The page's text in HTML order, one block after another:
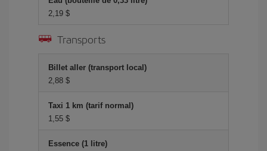
2,19 $
Transports
Billet aller (transport local)
2,88 $
Taxi 1 km (tarif normal)
1,55 $
Essence (1 litre)